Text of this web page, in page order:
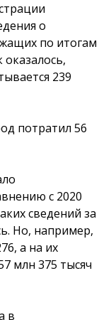
о
по итогам
оказалось,
239
потратил 56
с 2020
сведений за
Но, например,
а на их
млн 375 тысяч
в